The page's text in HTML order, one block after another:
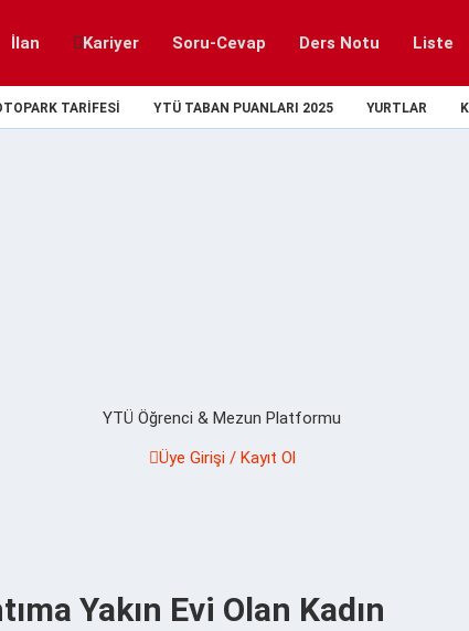
İlan Kariyer Soru-Cevap Ders Notu Liste
TARIFESI YTÜ TABAN PUANLARI 2025 YURTLAR
YTÜ Öğrenci & Mezun Platformu
Üye Girişi / Kayıt Ol
Yakın Evi Olan Kadın